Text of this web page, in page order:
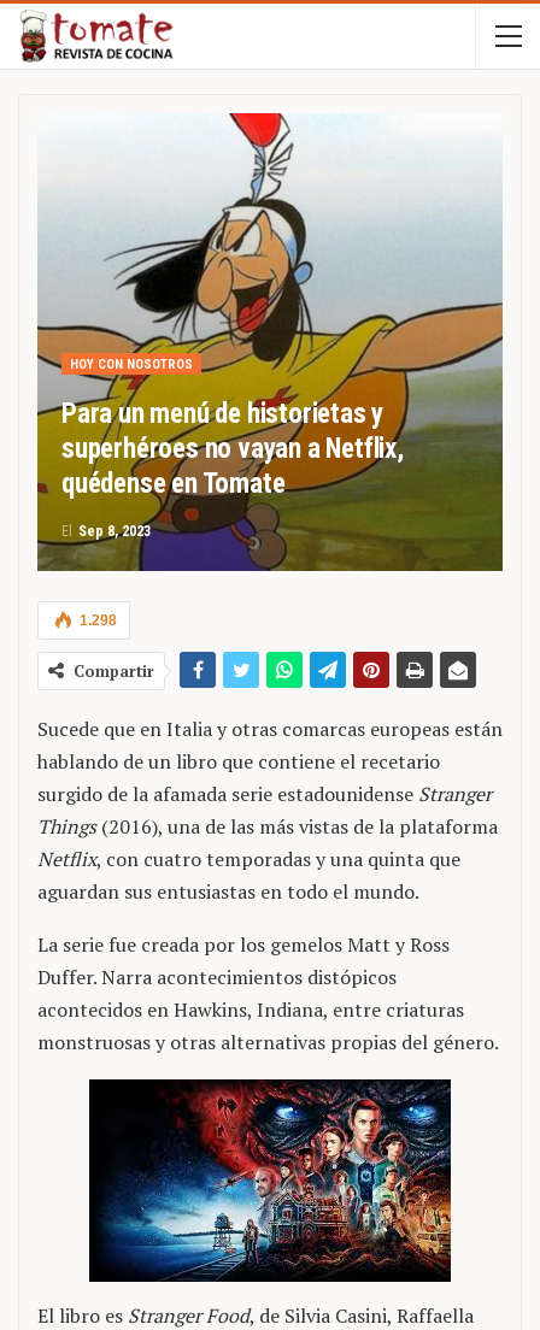
HOY CON NOSOTROS
Para un menú de historietas y
superhéroes no vayan a Netflix,
quédense en Tomate
El Sep 8, 2023
1.298
Compartir
Sucede que en Italia y otras comarcas europeas están
hablando de un libro que contiene el recetario
surgido de la afamada serie estadounidense Stranger
Things(2016), una de las más vistas de la plataforma
Netflix, con cuatro temporadas y una quinta que
aguardan sus entusiastas en todo el mundo.
La serie fue creada por los gemelos Matt y Ross
Duffer. Narra acontecimientos distópicos
acontecidos en Hawkins, Indiana, entre criaturas
monstruosas y otras alternativas propias del género.
El libro es Stranger Food, de Silvia Casini, Raffaella